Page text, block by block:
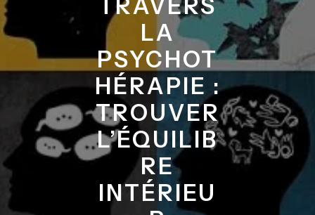
TRAVERS
LA
PSYCHOT
HÉRAPIE :
TROUVER
L’ÉQUILIB
RE
INTÉRIEU